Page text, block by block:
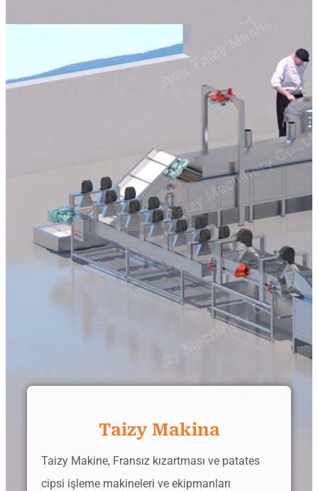
Taizy Makina
Taizy Makine, Fransız kızartması ve patates
cipsi işleme makineleri ve ekipmanları